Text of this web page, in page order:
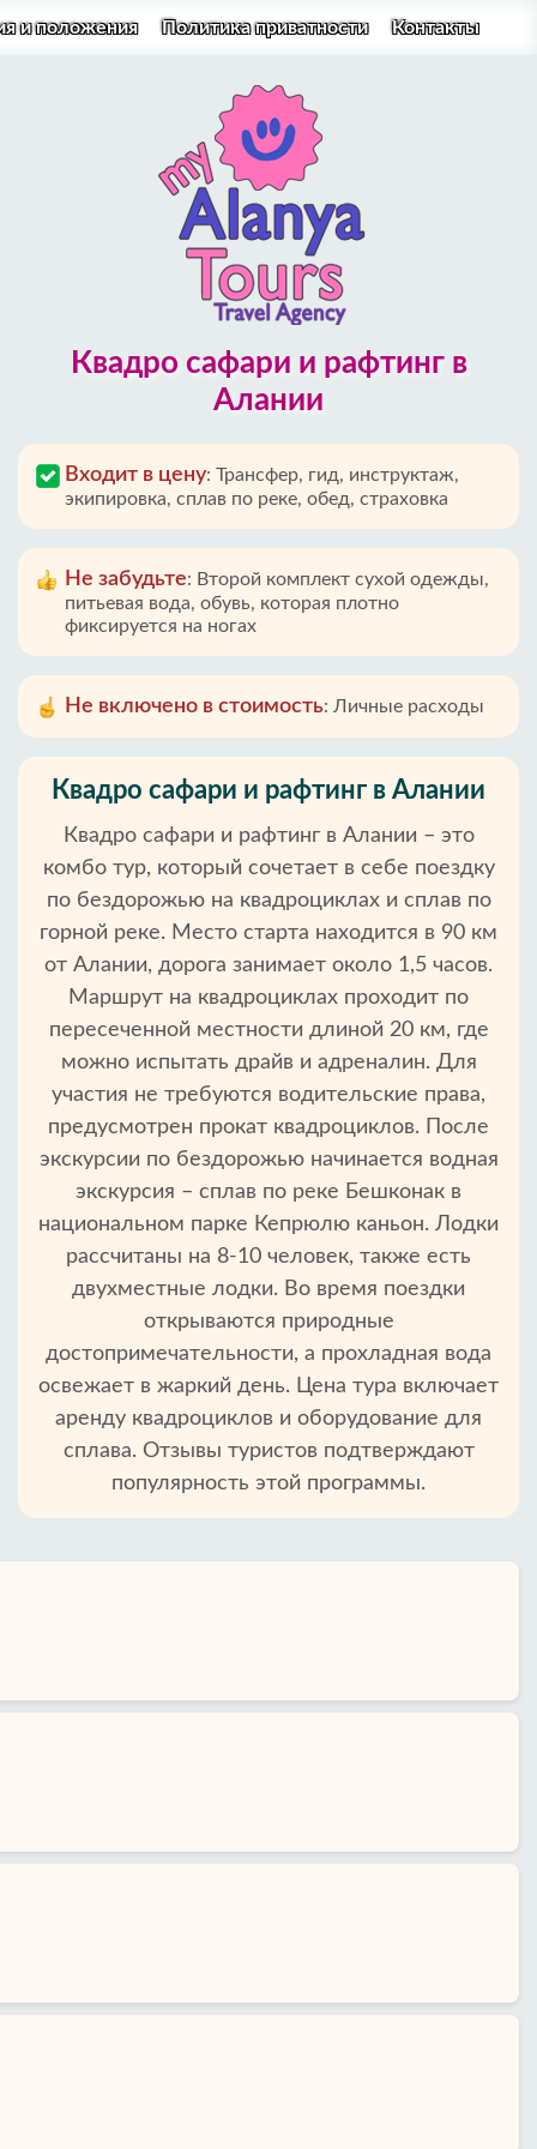
и положения Политика приватности Контакты
Квадро сафари и рафтинг в
Алании
Входит в цену: Трансфер, гид, инструктаж,
экипировка, сплав по реке, обед, страховка
Не забудьте: Второй комплект сухой одежды,
питьевая вода, обувь, которая плотно
фиксируется на ногах
Не включено в стоимость: Личные расходы
Квадро сафари и рафтинг в Алании
Квадро сафари и рафтинг в Алании – это
комбо тур, который сочетает в себе поездку
по бездорожью на квадроциклах и сплав по
горной реке. Место старта находится в 90 км
от Алании, дорога занимает около 1,5 часов.
Маршрут на квадроциклах проходит по
пересеченной местности длиной 20 км, где
можно испытать драйв и адреналин. Для
участия не требуются водительские права,
предусмотрен прокат квадроциклов. После
экскурсии по бездорожью начинается водная
экскурсия – сплав по реке Бешконак в
национальном парке Кепрюлю каньон. Лодки
рассчитаны на 8-10 человек, также есть
двухместные лодки. Во время поездки
открываются природные
достопримечательности, а прохладная вода
освежает в жаркий день. Цена тура включает
аренду квадроциклов и оборудование для
сплава. Отзывы туристов подтверждают
популярность этой программы.